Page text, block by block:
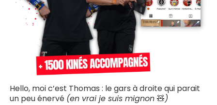
Hello, moi c’est Thomas : le gars à droite qui parait
un peu énervé (en vrai je suis mignon 🧸)